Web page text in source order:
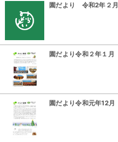
園だより 令和2年２月
園だより令和２年１月
園だより令和元年12月